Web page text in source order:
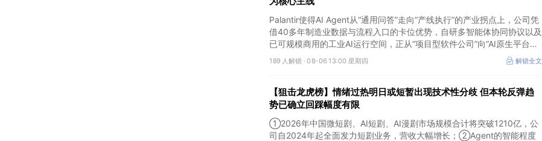
Palantir使得AI Agent从“通用问答”走向“产线执行”的产业拐点上，公司凭
借40多年制造业数据与流程入口的卡位优势，自研多智能体协同协议以及
已可规模商用的工业AI运行空间，正从“项目型软件公司”向“AI原生平台生
态型公司”跃迁。
189 人解锁 ·08-06 13:00 星期四 解锁全文
【狙击龙虎榜】情绪过热明日或短暂出现技术性分歧 但本轮反弹趋
势已确立回踩幅度有限
①2026年中国微短剧、AI短剧、AI漫剧市场规模合计将突破1210亿，公
司自2024年起全面发力短剧业务，营收大幅增长；②Agent的智能程度